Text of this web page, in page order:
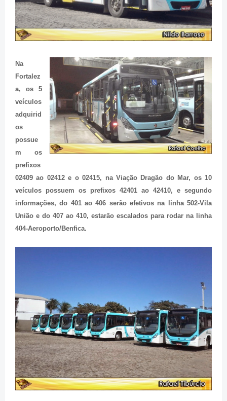
Na
Fortalez
a, os 5
veículos
adquirid
os
possue
m os
prefixos
02409 ao 02412 e o 02415, na Viação Dragão do Mar, os 10
veículos possuem os prefixos 42401 ao 42410, e segundo
informações, do 401 ao 406 serão efetivos na linha 502-Vila
União e do 407 ao 410, estarão escalados para rodar na linha
404-Aeroporto/Benfica.